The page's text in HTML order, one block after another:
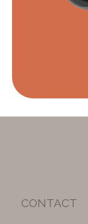
CONTACT